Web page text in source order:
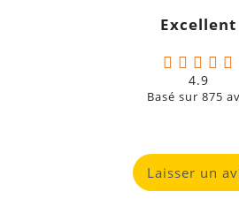
Excellent
4.9
Basé sur 875
Laisser un